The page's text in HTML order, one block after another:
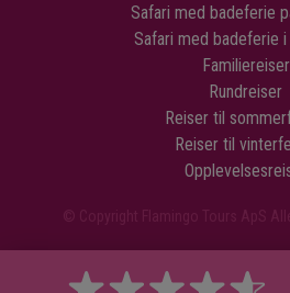
Safari med badeferie
Safari med badeferie
Familiereiser
Rundreiser
Reiser til
Reiser til